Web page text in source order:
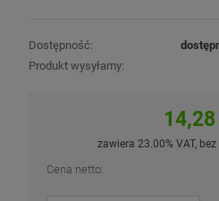
Dostępność:
Produkt wysyłamy:
14,28
zawiera 23.00% VAT,
Cena netto: